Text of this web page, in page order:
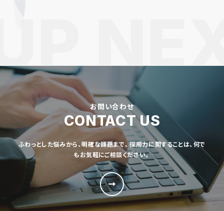
お問い合わせ
CONTACT US
ふわっとした悩みから、明確な課題まで。採用力に関することは、何で
もお気軽にご相談ください。